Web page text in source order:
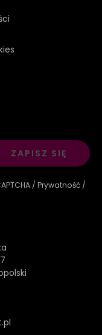
ZAPISZ SIĘ
/ Prywatność /